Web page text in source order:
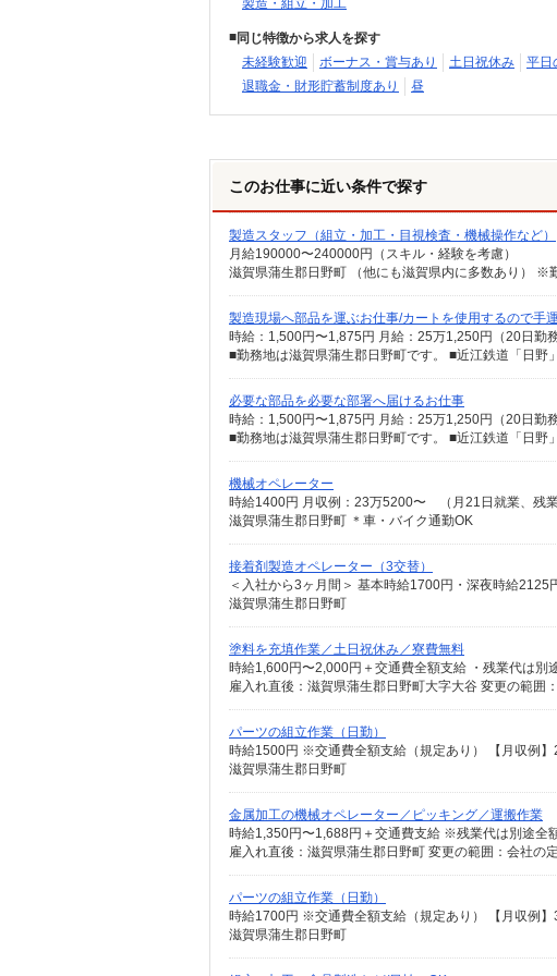
製造・組立・加工
同じ特徴から求人を探す
未経験歓迎
ボーナス・賞与あり 土日祝休み 平日
退職金・財形貯蓄制度あり
昼
このお仕事に近い条件で探す
製造スタッフ（組立・加工・目視検査・機械操作など）
月給190000〜240000円（スキル・経験を考慮）
製造現場へ部品を運ぶお仕事/カートを使用するので手
必要な部品を必要な部署へ届けるお仕事
機械オペレーター
時給1400円 月収例：23万5200〜 （月21日就業、残
滋賀県蒲生郡日野町 ＊車・バイク通勤OK
接着剤製造オペレーター（3交替）
滋賀県蒲生郡日野町
塗料を充填作業／土日祝休み／寮費無料
雇入れ直後：滋賀県蒲生郡日野町大字大谷 変更の範囲
パーツの組立作業（日勤）
滋賀県蒲生郡日野町
金属加工の機械オペレーター／ピッキング／運搬作業
雇入れ直後：滋賀県蒲生郡日野町 変更の範囲：会社の
パーツの組立作業（日勤）
滋賀県蒲生郡日野町